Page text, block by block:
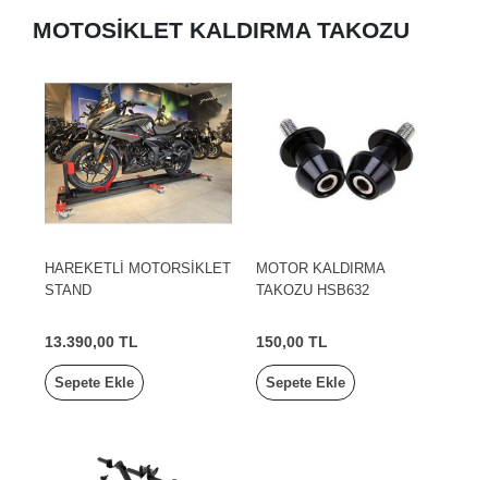
MOTOSİKLET KALDIRMA TAKOZU
HAREKETLİ MOTORSİKLET
STAND
13.390,00 TL
Sepete Ekle
MOTOR KALDIRMA
TAKOZU HSB632
150,00 TL
Sepete Ekle